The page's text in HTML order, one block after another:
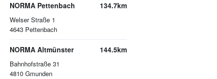
NORMA Pettenbach
Welser Straße 1
4643 Pettenbach
134.7km
NORMA Altmünster
Bahnhofstraße 31
4810 Gmunden
144.5km